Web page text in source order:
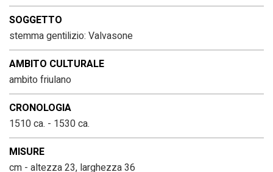
SOGGETTO
stemma gentilizio: Valvasone
AMBITO CULTURALE
ambito friulano
CRONOLOGIA
1510 ca. - 1530 ca.
MISURE
cm - altezza 23, larghezza 36